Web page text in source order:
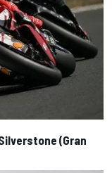
(Gran